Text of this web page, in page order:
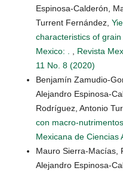
Espinosa-Calderón,
Turrent Fernández,
characteristics of
Mexico: .
Revista
11 No. 8 (2020)
Benjamín Zamudio-
Alejandro Espinosa-
Rodríguez, Antonio
con macro-
Mexicana de Ciencias
Mauro Sierra-Macías,
Alejandro Espinosa-